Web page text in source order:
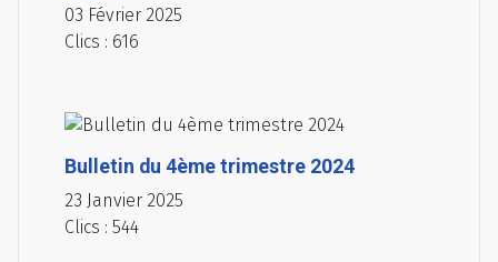
03 Février 2025
Clics : 616
Bulletin du 4ème trimestre 2024
23 Janvier 2025
Clics : 544